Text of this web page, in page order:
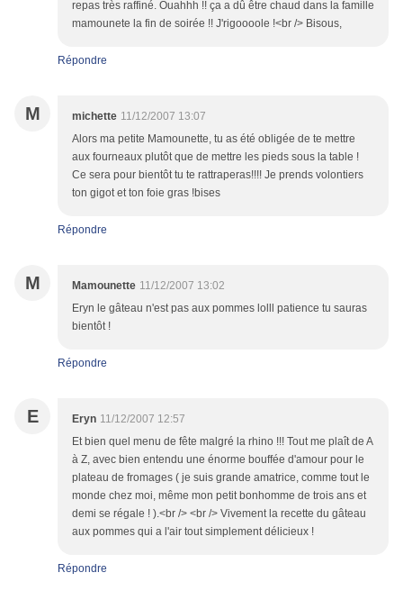
repas très raffiné. Ouahhh !! ça a dû être chaud dans la famille
mamounete la fin de soirée !! J'rigoooole !<br /> Bisous,
Répondre
M michette 11/12/2007 13:07
Alors ma petite Mamounette, tu as été obligée de te mettre
aux fourneaux plutôt que de mettre les pieds sous la table !
Ce sera pour bientôt tu te rattraperas!!!! Je prends volontiers
ton gigot et ton foie gras !bises
Répondre
M Mamounette 11/12/2007 13:02
Eryn le gâteau n'est pas aux pommes lolll patience tu sauras
bientôt !
Répondre
E Eryn 11/12/2007 12:57
Et bien quel menu de fête malgré la rhino !!! Tout me plaît de A
à Z, avec bien entendu une énorme bouffée d'amour pour le
plateau de fromages ( je suis grande amatrice, comme tout le
monde chez moi, même mon petit bonhomme de trois ans et
demi se régale ! ).<br /> <br /> Vivement la recette du gâteau
aux pommes qui a l'air tout simplement délicieux !
Répondre